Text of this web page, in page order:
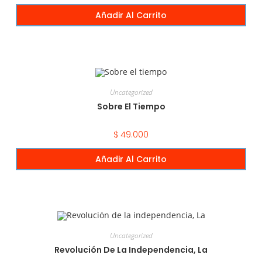
Añadir Al Carrito
Uncategorized
Sobre El Tiempo
$ 49.000
Añadir Al Carrito
Uncategorized
Revolución De La Independencia, La